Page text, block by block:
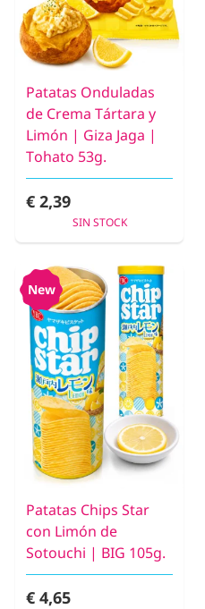
Patatas Onduladas
de Crema Tártara y
Limón | Giza Jaga |
Tohato 53g.
€ 2,39
SIN STOCK
New
Patatas Chips Star
con Limón de
Sotouchi | BIG 105g.
€ 4,65